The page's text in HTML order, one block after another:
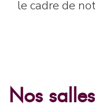
le cadre de
Nos salles